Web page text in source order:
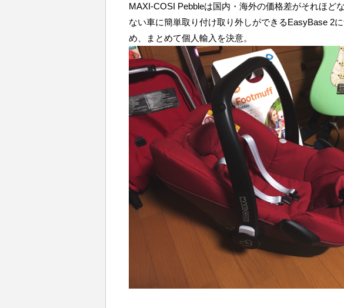
MAXI-COSI Pebbleは国内・海外の価格差がそれほど
ない車に簡単取り付け取り外しができるEasyBase 2
め、まとめて個人輸入を決意。